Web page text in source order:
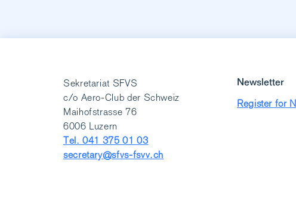
Sekretariat SFVS
c/o Aero-Club der Schweiz
Maihofstrasse 76
6006 Luzern
Tel. 041 375 01 03
secretary@sfvs-fsvv.ch
Newsletter
Register for